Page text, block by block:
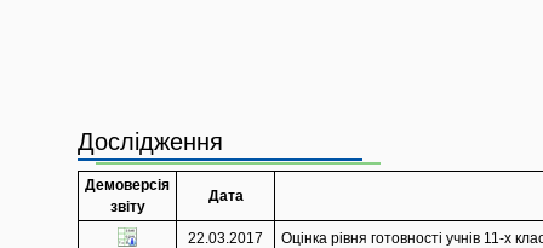
Дослідження
Демоверсія
звіту
Дата
22.03.2017 Оцінка рівня готовності учнів 11-х